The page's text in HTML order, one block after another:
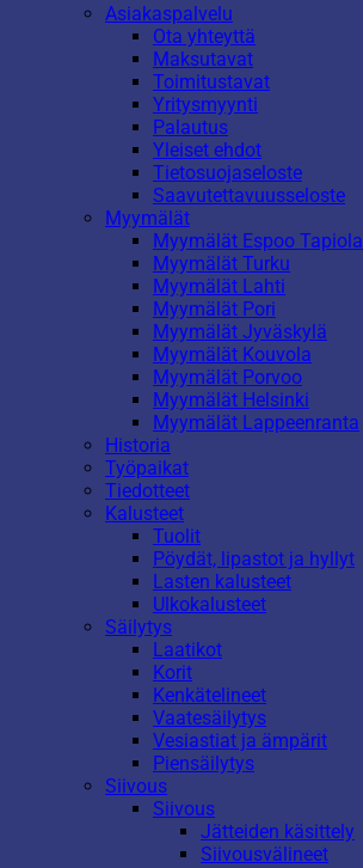
Asiakaspalvelu
Ota yhteyttä
Maksutavat
Toimitustavat
Yritysmyynti
Palautus
Yleiset ehdot
Tietosuojaseloste
Saavutettavuusseloste
Myymälät
Myymälät Espoo Tapiola
Myymälät Turku
Myymälät Lahti
Myymälät Pori
Myymälät Jyväskylä
Myymälät Kouvola
Myymälät Porvoo
Myymälät Helsinki
Myymälät Lappeenranta
Historia
Työpaikat
Tiedotteet
Kalusteet
Tuolit
Pöydät, lipastot ja hyllyt
Lasten kalusteet
Ulkokalusteet
Säilytys
Laatikot
Korit
Kenkätelineet
Vaatesäilytys
Vesiastiat ja ämpärit
Piensäilytys
Siivous
Siivous
Jätteiden käsittely
Siivousvälineet